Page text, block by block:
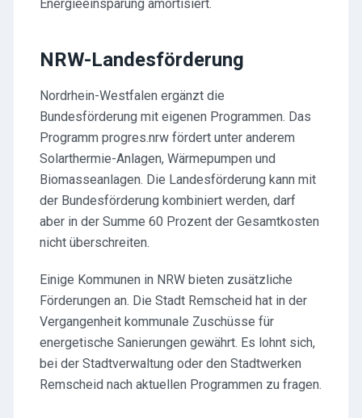
Energieeinsparung amortisiert.
NRW-Landesförderung
Nordrhein-Westfalen ergänzt die
Bundesförderung mit eigenen Programmen. Das
Programm progres.nrw fördert unter anderem
Solarthermie-Anlagen, Wärmepumpen und
Biomasseanlagen. Die Landesförderung kann mit
der Bundesförderung kombiniert werden, darf
aber in der Summe 60 Prozent der Gesamtkosten
nicht überschreiten.
Einige Kommunen in NRW bieten zusätzliche
Förderungen an. Die Stadt Remscheid hat in der
Vergangenheit kommunale Zuschüsse für
energetische Sanierungen gewährt. Es lohnt sich,
bei der Stadtverwaltung oder den Stadtwerken
Remscheid nach aktuellen Programmen zu fragen.